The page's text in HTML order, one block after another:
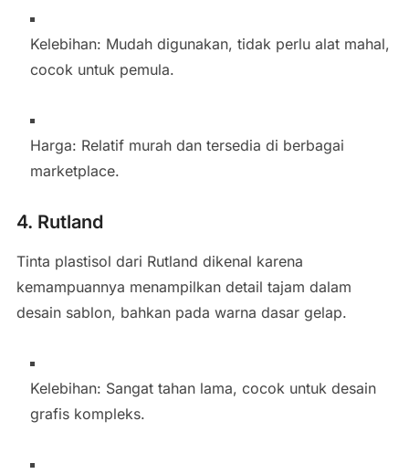
Kelebihan: Mudah digunakan, tidak perlu alat mahal,
cocok untuk pemula.
Harga: Relatif murah dan tersedia di berbagai
marketplace.
4. Rutland
Tinta plastisol dari Rutland dikenal karena
kemampuannya menampilkan detail tajam dalam
desain sablon, bahkan pada warna dasar gelap.
Kelebihan: Sangat tahan lama, cocok untuk desain
grafis kompleks.